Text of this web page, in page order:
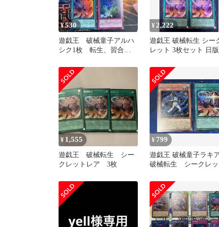
¥530
遊戯王 破械童子アルハ
シク1枚 転生、習合、
¥ 2,222
遊戯王 破械転生 シー
レット 3枚セット 日版
¥ 1,555
遊戯王 破械転生 シー
クレットレア 3枚
¥ 799
遊戯王 破械童子ラキ
破械転生 シークレッ